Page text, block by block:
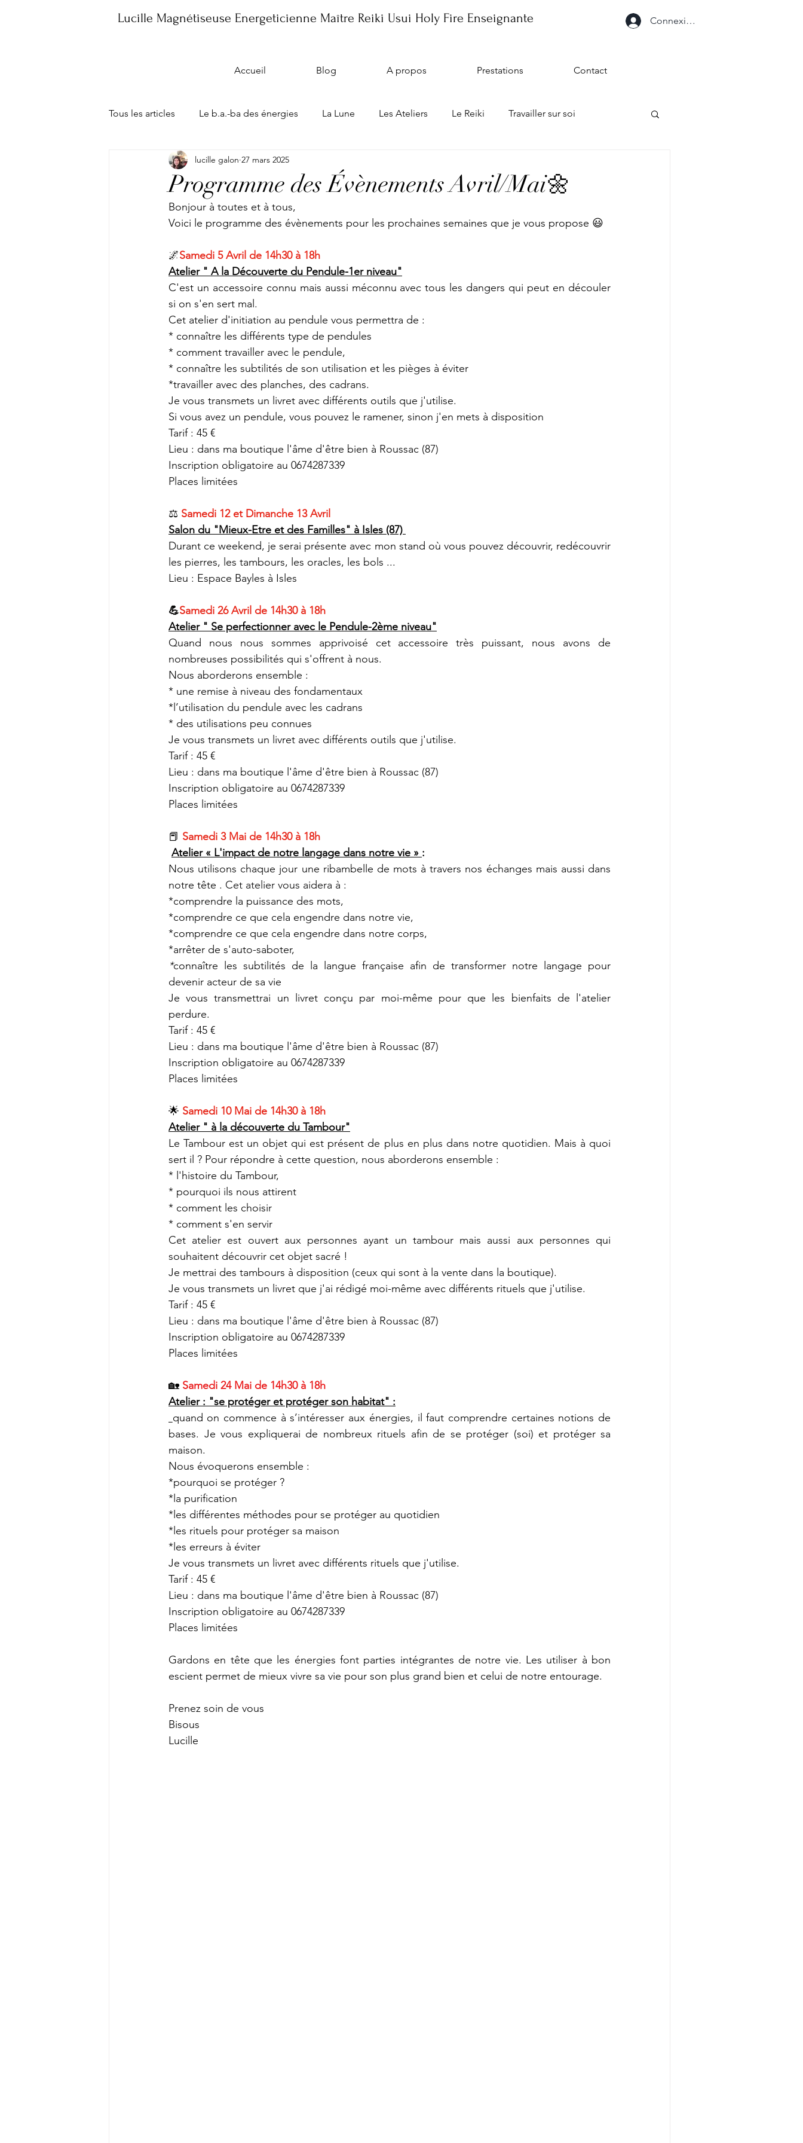
Lucille Magnétiseuse Energeticienne Maître Reiki Usui Holy Fire Enseignante Connexion
Accueil Blog A propos Prestations Contact
Tous les articles Le b.a.-ba des énergies La Lune Les Ateliers Le Reiki Travailler sur soi
Les consultations Ma Boutique
Programme des Évènements Avril/Mai🌼
lucille galon 27 mars 2025
Bonjour à toutes et à tous,
Voici le programme des évènements pour les prochaines semaines que je vous propose 😃
🌌Samedi 5 Avril de 14h30 à 18h
Atelier " A la Découverte du Pendule-1er niveau"
C'est un accessoire connu mais aussi méconnu avec tous les dangers qui peut en découler
si on s'en sert mal.
Cet atelier d'initiation au pendule vous permettra de :
* connaître les différents type de pendules
* comment travailler avec le pendule,
* connaître les subtilités de son utilisation et les pièges à éviter
*travailler avec des planches, des cadrans.
Je vous transmets un livret avec différents outils que j'utilise.
Si vous avez un pendule, vous pouvez le ramener, sinon j'en mets à disposition
Tarif : 45 €
Lieu : dans ma boutique l'âme d'être bien à Roussac (87)
Inscription obligatoire au 0674287339
Places limitées
⚖ Samedi 12 et Dimanche 13 Avril
Salon du "Mieux-Etre et des Familles" à Isles (87)
Durant ce weekend, je serai présente avec mon stand où vous pouvez découvrir, redécouvrir
les pierres, les tambours, les oracles, les bols ...
Lieu : Espace Bayles à Isles
💪Samedi 26 Avril de 14h30 à 18h
Atelier " Se perfectionner avec le Pendule-2ème niveau"
Quand nous nous sommes apprivoisé cet accessoire très puissant, nous avons de
nombreuses possibilités qui s'offrent à nous.
Nous aborderons ensemble :
* une remise à niveau des fondamentaux
*l’utilisation du pendule avec les cadrans
* des utilisations peu connues
Je vous transmets un livret avec différents outils que j'utilise.
Tarif : 45 €
Lieu : dans ma boutique l'âme d'être bien à Roussac (87)
Inscription obligatoire au 0674287339
Places limitées
📕 Samedi 3 Mai de 14h30 à 18h
Atelier « L'impact de notre langage dans notre vie » :
Nous utilisons chaque jour une ribambelle de mots à travers nos échanges mais aussi dans
notre tête . Cet atelier vous aidera à :
*comprendre la puissance des mots,
*comprendre ce que cela engendre dans notre vie,
*comprendre ce que cela engendre dans notre corps,
*arrêter de s'auto-saboter,
*connaître les subtilités de la langue française afin de transformer notre langage pour
devenir acteur de sa vie
Je vous transmettrai un livret conçu par moi-même pour que les bienfaits de l'atelier
perdure.
Tarif : 45 €
Lieu : dans ma boutique l'âme d'être bien à Roussac (87)
Inscription obligatoire au 0674287339
Places limitées
🌟 Samedi 10 Mai de 14h30 à 18h
Atelier " à la découverte du Tambour"
Le Tambour est un objet qui est présent de plus en plus dans notre quotidien. Mais à quoi
sert il ? Pour répondre à cette question, nous aborderons ensemble :
* l'histoire du Tambour,
* pourquoi ils nous attirent
* comment les choisir
* comment s'en servir
Cet atelier est ouvert aux personnes ayant un tambour mais aussi aux personnes qui
souhaitent découvrir cet objet sacré !
Je mettrai des tambours à disposition (ceux qui sont à la vente dans la boutique).
Je vous transmets un livret que j'ai rédigé moi-même avec différents rituels que j'utilise.
Tarif : 45 €
Lieu : dans ma boutique l'âme d'être bien à Roussac (87)
Inscription obligatoire au 0674287339
Places limitées
🏡 Samedi 24 Mai de 14h30 à 18h
Atelier : "se protéger et protéger son habitat" :
quand on commence à s’intéresser aux énergies, il faut comprendre certaines notions de
bases. Je vous expliquerai de nombreux rituels afin de se protéger (soi) et protéger sa
maison.
Nous évoquerons ensemble :
*pourquoi se protéger ?
*la purification
*les différentes méthodes pour se protéger au quotidien
*les rituels pour protéger sa maison
*les erreurs à éviter
Je vous transmets un livret avec différents rituels que j'utilise.
Tarif : 45 €
Lieu : dans ma boutique l'âme d'être bien à Roussac (87)
Inscription obligatoire au 0674287339
Places limitées
Gardons en tête que les énergies font parties intégrantes de notre vie. Les utiliser à bon
escient permet de mieux vivre sa vie pour son plus grand bien et celui de notre entourage.
Prenez soin de vous
Bisous
Lucille